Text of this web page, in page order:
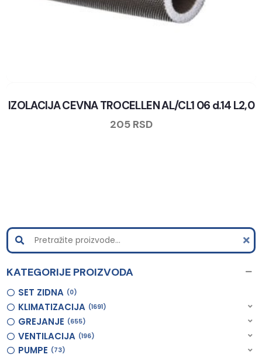
IZOLACIJA CEVNA TROCELLEN AL/CL1 06 d.14 L2,0
205 RSD
KATEGORIJE PROIZVODA
SET ZIDNA 0
KLIMATIZACIJA 1691
GREJANJE 655
VENTILACIJA 196
PUMPE 73